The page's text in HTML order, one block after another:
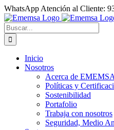
Saltar
al
contenido
WhatsApp Atención al Cliente:
Facebook
LinkedIn
Instagram
YouTube
Correo
electrónico
Buscar:
Inicio
Nosotros
Acerca de EMEMSA
Políticas y
Sostenibilidad
Portafolio
Trabaja con nosotros
Seguridad, Medio